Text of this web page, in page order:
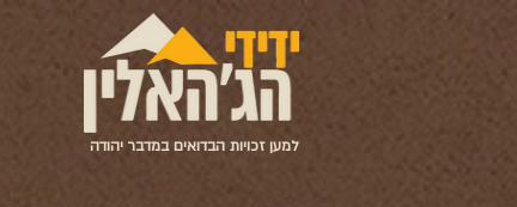
למען זכויות הבדואים במדבר יהודה